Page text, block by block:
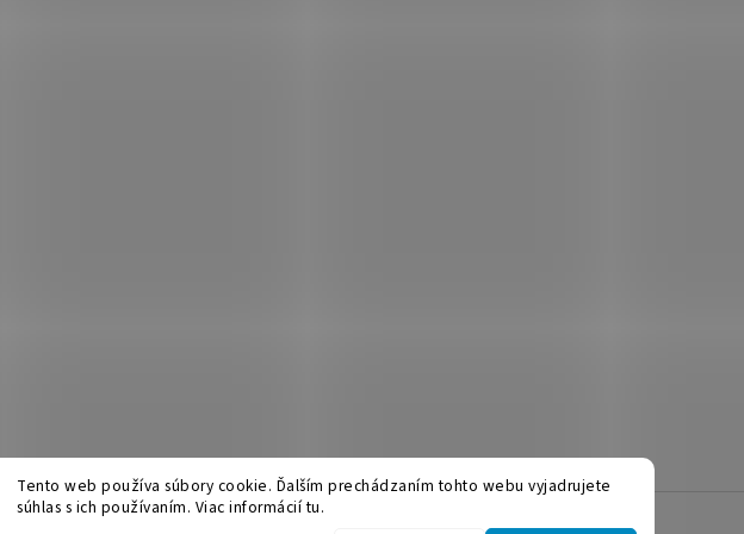
Tento web používa súbory cookie. Ďalším prechádzaním tohto webu vyjadrujete
súhlas s ich používaním. Viac informácií tu.